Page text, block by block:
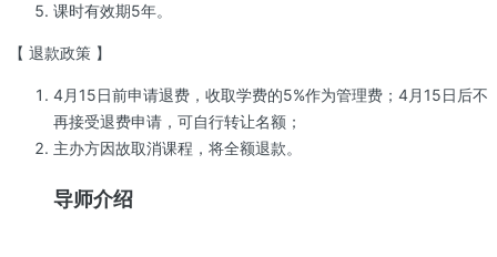
课时有效期5年。
【 退款政策 】
4月15日前申请退费，收取学费的5%作为管理费；4月15日后不
再接受退费申请，可自行转让名额；
主办方因故取消课程，将全额退款。
导师介绍